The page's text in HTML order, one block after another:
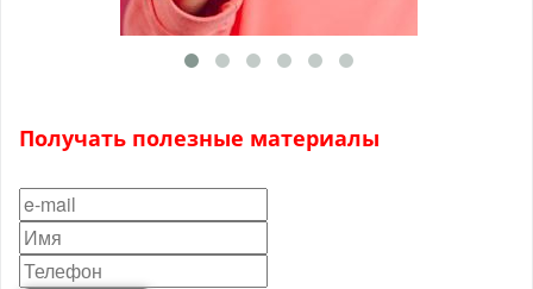
Получать полезные материалы